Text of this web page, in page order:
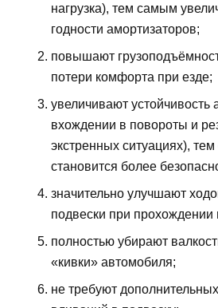
нагрузка), тем самым
годности амортизаторов;
повышают
потери комфорта при езде;
увеличивают устойчивость
вхождении в повороты и
экстренных ситуациях),
становится более
значительно улучшают
подвески при прохождении
полностью убирают
«кивки» автомобиля;
не требуют